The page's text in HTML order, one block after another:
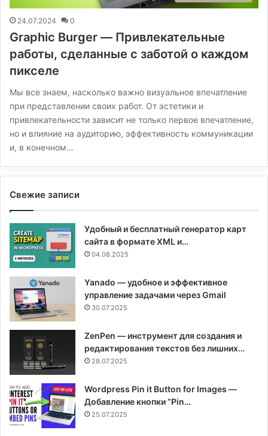
24.07.2024 0
Graphic Burger — Привлекательные
работы, сделанные с заботой о каждом
пикселе
Мы все знаем, насколько важно визуальное впечатление
при представлении своих работ. От эстетики и
привлекательности зависит не только первое впечатление,
но и влияние на аудиторию, эффективность коммуникации
и, в конечном…
Свежие записи
Удобный и бесплатный генератор карт
сайта в формате XML и…
04.08.2025
Yanado — удобное и эффективное
управление задачами через Gmail
30.07.2025
ZenPen — инструмент для создания и
редактирования текстов без лишних…
28.07.2025
Wordpress Pin it Button for Images —
Добавление кнопки “Pin…
25.07.2025